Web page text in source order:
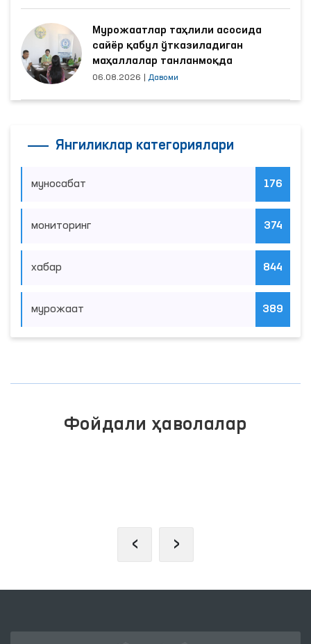
Мурожаатлар таҳлили асосида
сайёр қабул ўтказиладиган
маҳаллалар танланмоқда
06.08.2026 Давоми
Янгиликлар категориялари
муносабат 176
мониторинг 374
хабар 844
мурожаат 389
Фойдали ҳаволалар
‹ ›